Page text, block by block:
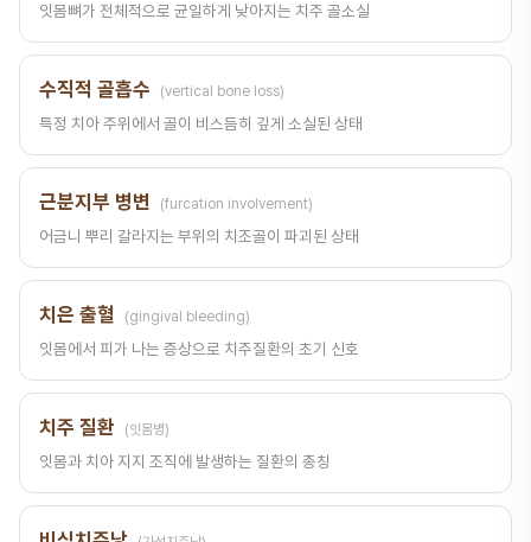
잇몸뼈가 전체적으로 균일하게 낮아지는 치주 골소실
수직적 골흡수 (vertical bone loss)
특정 치아 주위에서 골이 비스듬히 깊게 소실된 상태
근분지부 병변 (furcation involvement)
어금니 뿌리 갈라지는 부위의 치조골이 파괴된 상태
치은 출혈 (gingival bleeding)
잇몸에서 피가 나는 증상으로 치주질환의 초기 신호
치주 질환 (잇몸병)
잇몸과 치아 지지 조직에 발생하는 질환의 총칭